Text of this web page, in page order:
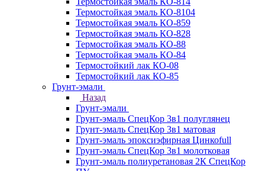
Термостойкая эмаль КО-8104
Термостойкая эмаль КО-859
Термостойкая эмаль КО-828
Термостойкая эмаль КО-88
Термостойкая эмаль КО-84
Термостойкий лак КО-08
Термостойкий лак КО-85
Грунт-эмали
Назад
Грунт-эмали
Грунт-эмаль СпецКор 3в1 полуглянец
Грунт-эмаль СпецКор 3в1 матовая
Грунт-эмаль эпоксиэфирная Цинкоfull
Грунт-эмаль СпецКор 3в1 молотковая
Грунт-эмаль полиуретановая 2К СпецКор